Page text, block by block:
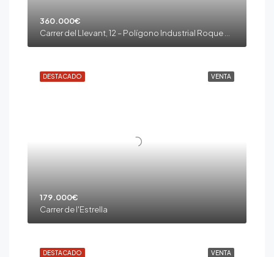
360.000€
VENTA
DESTACADO
179.000€
Carrer de l'Estrella
VENTA
DESTACADO